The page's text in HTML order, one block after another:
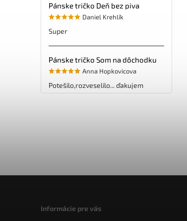
Pánske tričko Deň bez piva
Daniel Krehlík
Super
Pánske tričko Som na dôchodku
Anna Hopkovicova
Potešilo,rozveselilo... ďakujem
Informácie pre vás